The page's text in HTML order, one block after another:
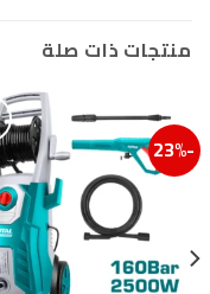
منتجات ذات صلة
-23%